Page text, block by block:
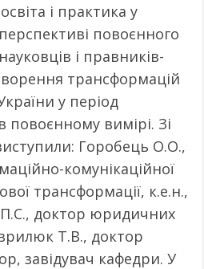
і практика у
повоєнного
і правників-
трансформацій
у період
повоєнному вимірі. Зі
Горобець О.О.,
комунікаційної
трансформації, к.е.н.,
доктор юридичних
Т.В., доктор
завідувач кафедри. У